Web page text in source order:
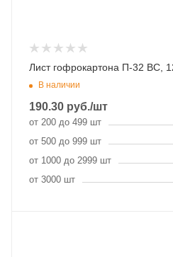
Лист гофрокартона П-32 BC,
В наличии
190.30 руб./шт
от 200 до 499 шт
от 500 до 999 шт
от 1000 до 2999 шт
от 3000 шт